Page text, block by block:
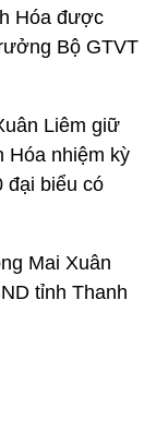
Hóa được
Bộ GTVT
Liêm giữ
Hóa nhiệm kỳ
đại biểu có
Mai Xuân
tỉnh Thanh